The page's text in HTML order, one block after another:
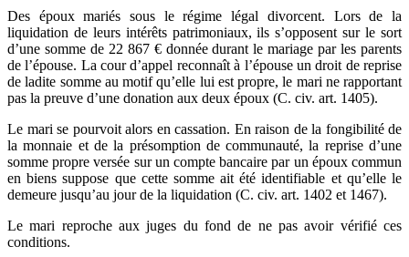
Des époux mariés sous le régime légal divorcent. Lors de la
liquidation de leurs intérêts patrimoniaux, ils s’opposent sur le sort
d’une somme de 22 867 € donnée durant le mariage par les parents
de l’épouse. La cour d’appel reconnaît à l’épouse un droit de reprise
de ladite somme au motif qu’elle lui est propre, le mari ne rapportant
pas la preuve d’une donation aux deux époux (C. civ. art. 1405).
Le mari se pourvoit alors en cassation. En raison de la fongibilité de
la monnaie et de la présomption de communauté, la reprise d’une
somme propre versée sur un compte bancaire par un époux commun
en biens suppose que cette somme ait été identifiable et qu’elle le
demeure jusqu’au jour de la liquidation (C. civ. art. 1402 et 1467).
Le mari reproche aux juges du fond de ne pas avoir vérifié ces
conditions.